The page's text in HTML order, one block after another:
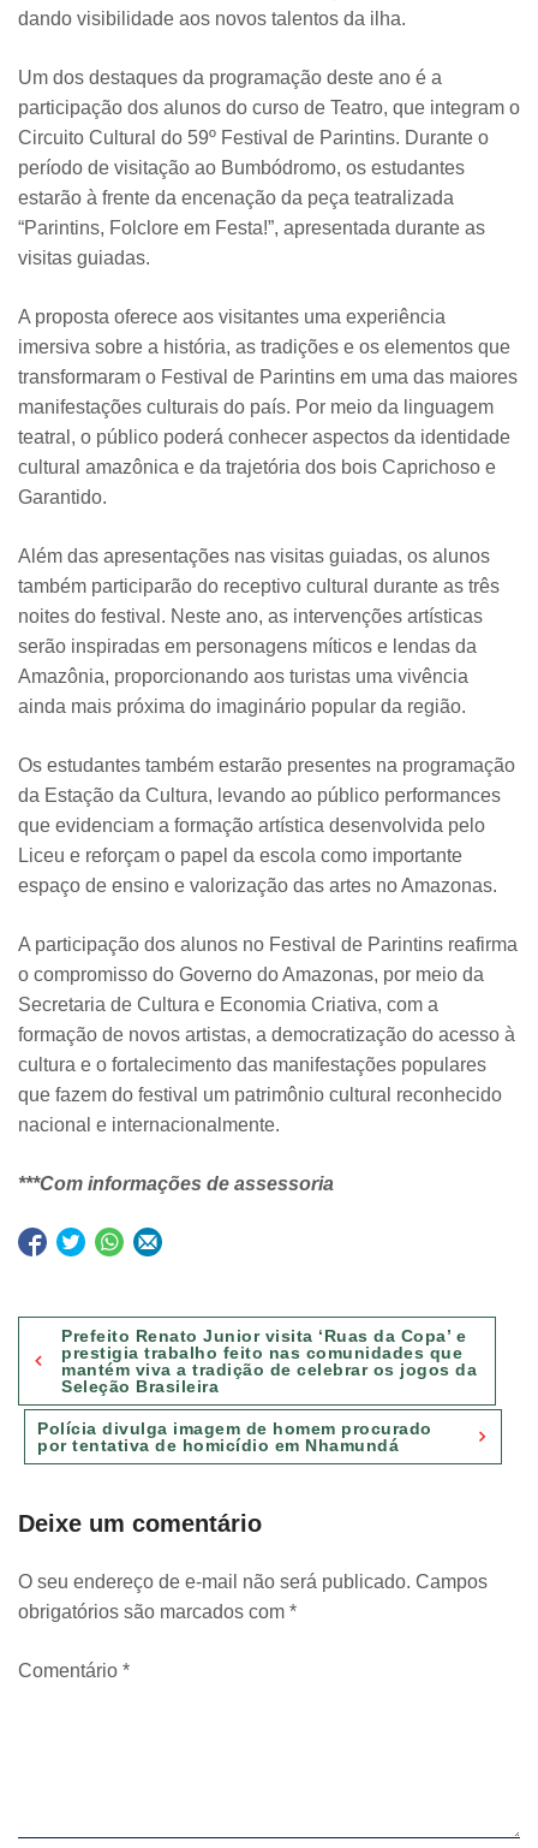
dando visibilidade aos novos talentos da ilha.
Um dos destaques da programação deste ano é a
participação dos alunos do curso de Teatro, que integram o
Circuito Cultural do 59º Festival de Parintins. Durante o
período de visitação ao Bumbódromo, os estudantes
estarão à frente da encenação da peça teatralizada
“Parintins, Folclore em Festa!”, apresentada durante as
visitas guiadas.
A proposta oferece aos visitantes uma experiência
imersiva sobre a história, as tradições e os elementos que
transformaram o Festival de Parintins em uma das maiores
manifestações culturais do país. Por meio da linguagem
teatral, o público poderá conhecer aspectos da identidade
cultural amazônica e da trajetória dos bois Caprichoso e
Garantido.
Além das apresentações nas visitas guiadas, os alunos
também participarão do receptivo cultural durante as três
noites do festival. Neste ano, as intervenções artísticas
serão inspiradas em personagens míticos e lendas da
Amazônia, proporcionando aos turistas uma vivência
ainda mais próxima do imaginário popular da região.
Os estudantes também estarão presentes na programação
da Estação da Cultura, levando ao público performances
que evidenciam a formação artística desenvolvida pelo
Liceu e reforçam o papel da escola como importante
espaço de ensino e valorização das artes no Amazonas.
A participação dos alunos no Festival de Parintins reafirma
o compromisso do Governo do Amazonas, por meio da
Secretaria de Cultura e Economia Criativa, com a
formação de novos artistas, a democratização do acesso à
cultura e o fortalecimento das manifestações populares
que fazem do festival um patrimônio cultural reconhecido
nacional e internacionalmente.
***Com informações de assessoria
Navegação
de
Post
Prefeito Renato Junior visita ‘Ruas da Copa’ e
prestigia trabalho feito nas comunidades que
mantém viva a tradição de celebrar os jogos da
Seleção Brasileira
Polícia divulga imagem de homem procurado
por tentativa de homicídio em Nhamundá
Deixe um comentário
O seu endereço de e-mail não será publicado. Campos
obrigatórios são marcados com *
Comentário *